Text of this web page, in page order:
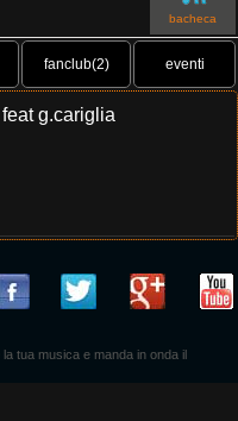
bacheca
fanclub(2) eventi
g.cariglia
tua musica e manda in onda il